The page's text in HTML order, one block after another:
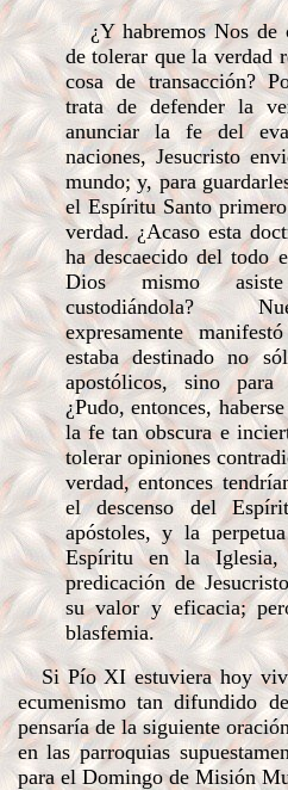
¿Y habremos Nos de
de tolerar que la verdad
cosa de transacción?
trata de defender la
anunciar la fe del
naciones, Jesucristo
mundo; y, para
el Espíritu Santo
verdad. ¿Acaso esta
ha descaecido del todo
Dios mismo
custodiándola?
expresamente
estaba destinado no
apostólicos, sino
¿Pudo, entonces,
la fe tan obscura e
tolerar opiniones
verdad, entonces
el descenso del
apóstoles, y la
Espíritu en la
predicación de
su valor y eficacia;
blasfemia.
Si Pío XI estuviera hoy
ecumenismo tan difundido
pensaría de la siguiente
en las parroquias
para el Domingo de Misión